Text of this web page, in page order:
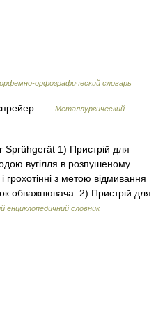
орфографический словарь
…
Металлургический
1) Пристрій для
вугілля в розпушеному
грохотінні з метою відмивання
обважнювача. 2) Пристрій для
енциклопедичний словник